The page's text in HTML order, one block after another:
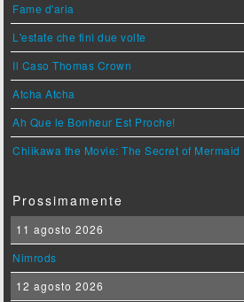
Fame d'aria
L'estate che finì due volte
Il Caso Thomas Crown
Atcha Atcha
Ah Que le Bonheur Est Proche!
Chiikawa the Movie: The Secret of Mermaid
Prossimamente
11 agosto 2026
Nimrods
12 agosto 2026